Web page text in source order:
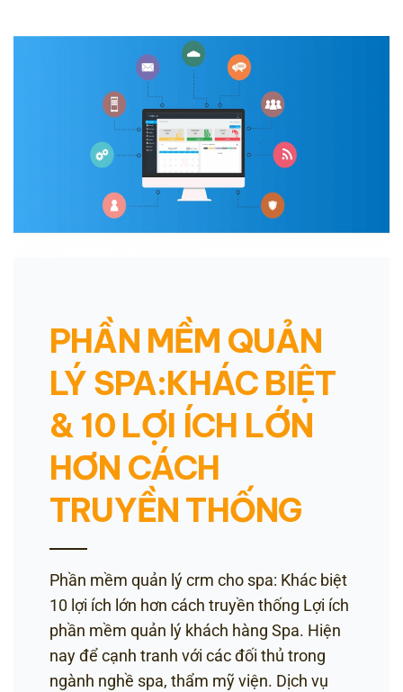
PHẦN MỀM QUẢN
LÝ SPA:KHÁC BIỆT
& 10 LỢI ÍCH LỚN
HƠN CÁCH
TRUYỀN THỐNG
Phần mềm quản lý crm cho spa: Khác biệt
10 lợi ích lớn hơn cách truyền thống Lợi ích
phần mềm quản lý khách hàng Spa. Hiện
nay để cạnh tranh với các đối thủ trong
ngành nghề spa, thẩm mỹ viện. Dịch vụ